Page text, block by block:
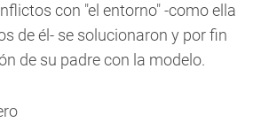
con "el entorno" -como ella
de él- se solucionaron y por fin
de su padre con la modelo.